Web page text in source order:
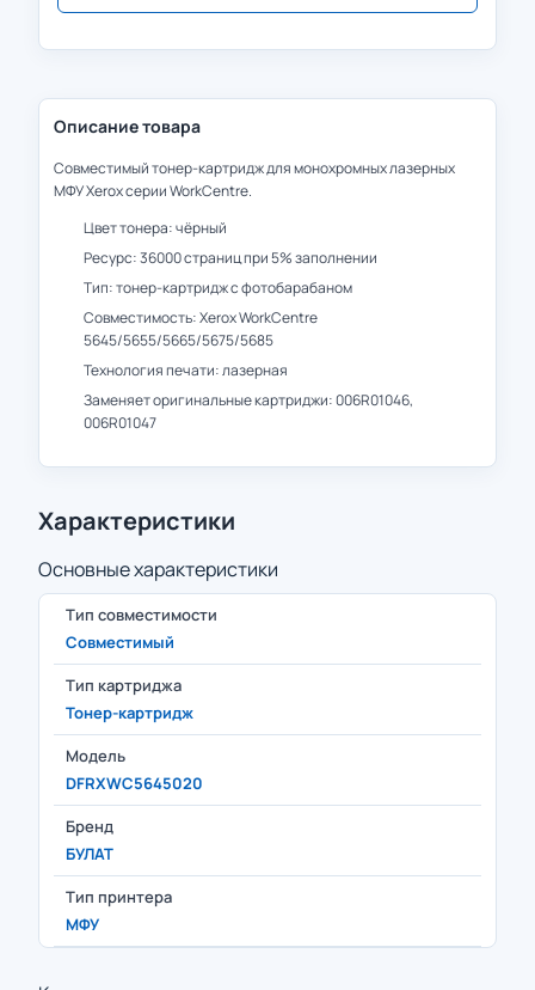
Описание товара
Совместимый тонер-картридж для монохромных лазерных
МФУ Xerox серии WorkCentre.
Цвет тонера: чёрный
Ресурс: 36000 страниц при 5% заполнении
Тип: тонер-картридж с фотобарабаном
Совместимость: Xerox WorkCentre
5645/5655/5665/5675/5685
Технология печати: лазерная
Заменяет оригинальные картриджи: 006R01046,
006R01047
Характеристики
Основные характеристики
Тип совместимости
Совместимый
Тип картриджа
Тонер-картридж
Модель
DFRXWC5645020
Бренд
БУЛАТ
Тип принтера
МФУ